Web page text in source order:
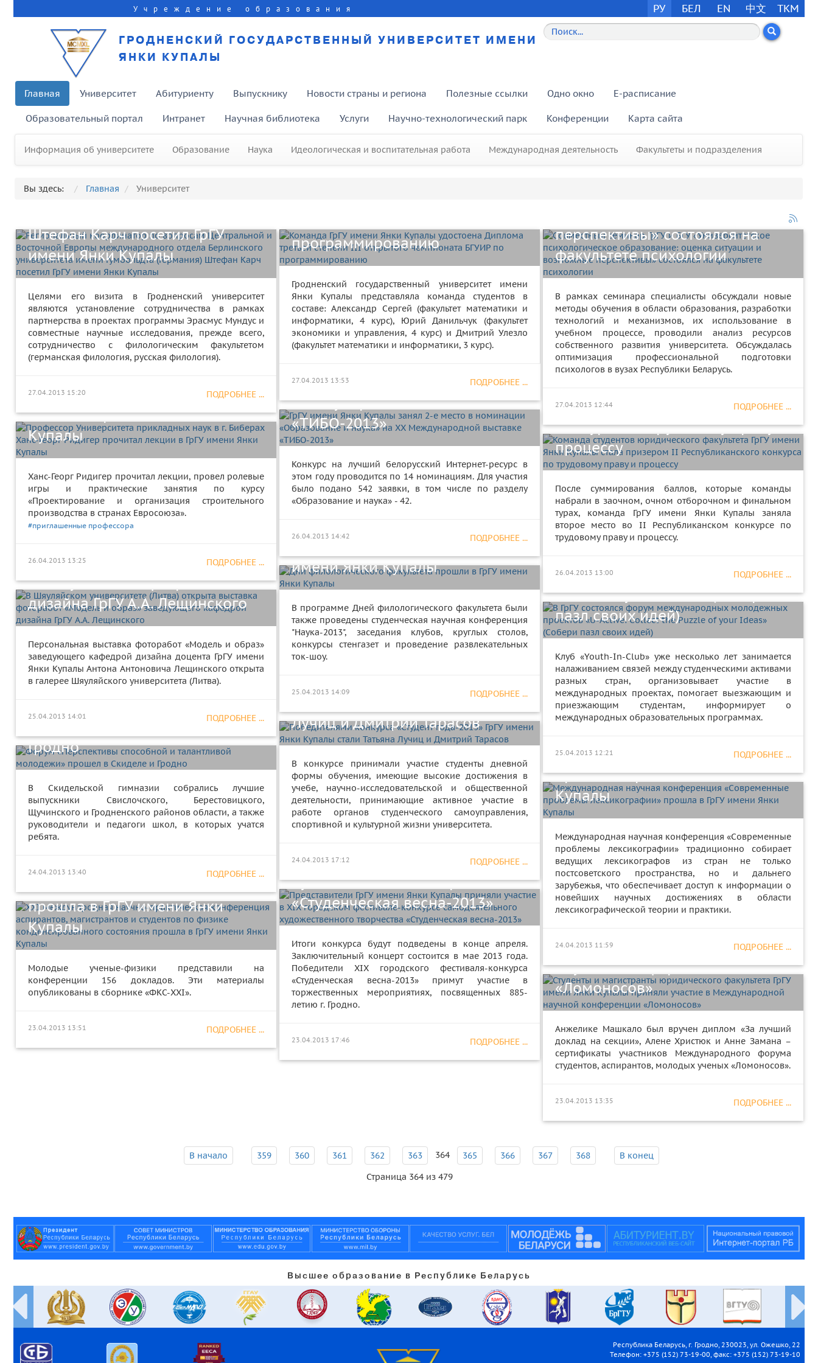
Учреждение образования РУ БЕЛ EN 中文 TKM
ГРОДНЕНСКИЙ ГОСУДАРСТВЕННЫЙ УНИВЕРСИТЕТ ИМЕНИ
ЯНКИ КУПАЛЫ
Главная Университет Абитуриенту Выпускнику Новости страны и региона Полезные ссылки Одно окно E-расписание
Образовательный портал Интранет Научная библиотека Услуги Научно-технологический парк Конференции Карта сайта
Информация об университете Образование Наука Идеологическая и воспитательная работа Международная деятельность Факультеты и подразделения
Вы здесь: Главная Университет
Региональный координатор по
вопросам Центральной и
Восточной Европы
Берлинского университета
Штефан Карч посетил ГрГУ
имени Янки Купалы
Целями его визита в Гродненский университет
являются установление сотрудничества в рамках
партнерства в проектах программы Эрасмус Мундус и
совместные научные исследования, прежде всего,
сотрудничество с филологическим факультетом
(германская филология, русская филология).
ПОДРОБНЕЕ ...
27.04.2013 15:20
Команда ГрГУ имени Янки
программированию
Гродненский государственный университет имени
Янки Купалы представляла команда студентов в
составе: Александр Сергей (факультет математики и
информатики, 4 курс), Юрий Данильчук (факультет
экономики и управления, 4 курс) и Дмитрий Улезло
(факультет математики и информатики, 3 курс).
ПОДРОБНЕЕ ...
27.04.2013 13:53
Совместный семинар ГрГУ и БГУ
перспективы» состоялся на
факультете психологии
В рамках семинара специалисты обсуждали новые
методы обучения в области образования, разработки
технологий и механизмов, их использование в
учебном процессе, проводили анализ ресурсов
собственного развития университета. Обсуждалась
оптимизация профессиональной подготовки
психологов в вузах Республики Беларусь.
ПОДРОБНЕЕ ...
27.04.2013 12:44
ГрГУ имени Янки Купалы занял
«Образование и наука» на ХХ
Международной выставке
«TИБО-2013»
Конкурс на лучший белорусский Интернет-ресурс в
этом году проводится по 14 номинациям. Для участия
было подано 542 заявки, в том числе по разделу
«Образование и наука» - 42.
ПОДРОБНЕЕ ...
26.04.2013 14:42
Профессор Университета
Ханс-Георг Ридигер прочитал
лекции в ГрГУ имени Янки
Купалы
Ханс-Георг Ридигер прочитал лекции, провел ролевые
игры и практические занятия по курсу
«Проектирование и организация строительного
производства в странах Евросоюза».
#приглашенные профессора
ПОДРОБНЕЕ ...
26.04.2013 13:25
Команда студентов
юридического факультета ГрГУ
призером II Республиканского
конкурса по трудовому праву и
процессу
После суммирования баллов, которые команды
набрали в заочном, очном отборочном и финальном
турах, команда ГрГУ имени Янки Купалы заняла
второе место во II Республиканском конкурсе по
трудовому праву и процессу.
ПОДРОБНЕЕ ...
26.04.2013 13:00
факультета прошли в ГрГУ
имени Янки Купалы
В программе Дней филологического факультета были
также проведены студенческая научная конференция
"Наука-2013", заседания клубов, круглых столов,
конкурсы стенгазет и проведение развлекательных
ток-шоу.
ПОДРОБНЕЕ ...
25.04.2013 14:09
В Шяуляйском университете
фоторабот «Модель и образ»
заведующего кафедрой
дизайна ГрГУ А.А. Лещинского
Персональная выставка фоторабот «Модель и образ»
заведующего кафедрой дизайна доцента ГрГУ имени
Янки Купалы Антона Антоновича Лещинского открыта
в галерее Шяуляйского университета (Литва).
ПОДРОБНЕЕ ...
25.04.2013 14:01
В ГрГУ состоялся форум
проектов «U-Active: Collect the
Puzzle of your Ideas» (Собери
пазл своих идей)
Клуб «Youth-In-Club» уже несколько лет занимается
налаживанием связей между студенческими активами
разных стран, организовывает участие в
международных проектах, помогает выезжающим и
приезжающим студентам, информирует о
международных образовательных программах.
ПОДРОБНЕЕ ...
25.04.2013 12:21
Победителями конкурса
Янки Купалы стали Татьяна
Лучиц и Дмитрий Тарасов
В конкурсе принимали участие студенты дневной
формы обучения, имеющие высокие достижения в
учебе, научно-исследовательской и общественной
деятельности, принимающие активное участие в
работе органов студенческого самоуправления,
спортивной и культурной жизни университета.
ПОДРОБНЕЕ ...
24.04.2013 17:12
Форум «Перспективы
молодежи» прошел в Скиделе и
Гродно
В Скидельской гимназии собрались лучшие
выпускники Свислочского, Берестовицкого,
Щучинского и Гродненского районов области, а также
руководители и педагоги школ, в которых учатся
ребята.
ПОДРОБНЕЕ ...
24.04.2013 13:40
Международная научная
проблемы лексикографии»
прошла в ГрГУ имени Янки
Купалы
Международная научная конференция «Современные
проблемы лексикографии» традиционно собирает
ведущих лексикографов из стран не только
постсоветского пространства, но и дальнего
зарубежья, что обеспечивает доступ к информации о
новейших научных достижениях в области
лексикографической теории и практики.
ПОДРОБНЕЕ ...
24.04.2013 11:59
Представители ГрГУ имени Янки
Купалы приняли участие в XIX
самодеятельного
художественного творчества
«Студенческая весна-2013»
Итоги конкурса будут подведены в конце апреля.
Заключительный концерт состоится в мае 2013 года.
Победители XIX городского фестиваля-конкурса
«Студенческая весна-2013» примут участие в
торжественных мероприятиях, посвященных 885-
летию г. Гродно.
ПОДРОБНЕЕ ...
23.04.2013 17:46
XXI Международная научно-
практическая конференция
аспирантов, магистрантов и
студентов по физике
прошла в ГрГУ имени Янки
Купалы
Молодые ученые-физики представили на
конференции 156 докладов. Эти материалы
опубликованы в сборнике «ФКС-XXI».
ПОДРОБНЕЕ ...
23.04.2013 13:51
Студенты и магистранты
юридического факультета ГрГУ
участие в Международной
научной конференции
«Ломоносов»
Анжелике Машкало был вручен диплом «За лучший
доклад на секции», Алене Христюк и Анне Замана –
сертификаты участников Международного форума
студентов, аспирантов, молодых ученых «Ломоносов».
ПОДРОБНЕЕ ...
23.04.2013 13:35
В начало 359 360 361 362 363 364 365 366 367 368
В конец
Страница 364 из 479
Высшее образование в Республике Беларусь
Республика Беларусь, г. Гродно, 230023, ул. Ожешко, 22
Телефон: +375 (152) 73-19-00, факс: +375 (152) 73-19-10